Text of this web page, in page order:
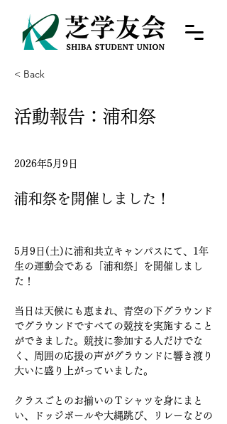
< Back
活動報告：浦和祭
2026年5月9日
浦和祭を開催しました！
5月9日(土)に浦和共立キャンパスにて、1年
生の運動会である「浦和祭」を開催しまし
た！
当日は天候にも恵まれ、青空の下グラウンド
でグラウンドですべての競技を実施すること
ができました。競技に参加する人だけでな
く、周囲の応援の声がグラウンドに響き渡り
大いに盛り上がっていました。
クラスごとのお揃いのＴシャツを身にまと
い、ドッジボールや大縄跳び、リレーなどの